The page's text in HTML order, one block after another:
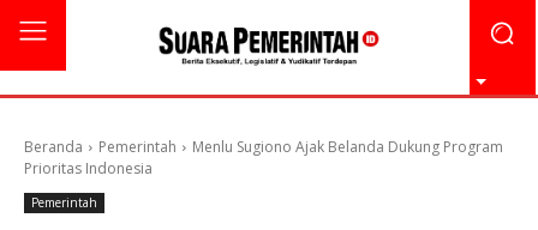
Beranda Pemerintah
Menlu Sugiono Ajak Belanda Dukung Program
Prioritas Indonesia
Pemerintah